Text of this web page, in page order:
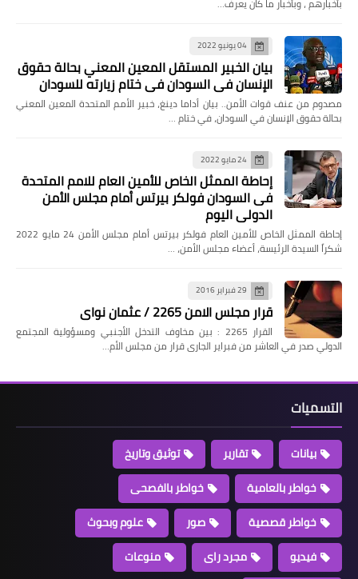
04 يونيو 2022
بيان الخبير المستقل المعين المعني بحالة حقوق
الإنسان في السودان في ختام زيارته للسودان
مصدوم من عنف قوات الأمن.. بيان أداما دينغ، خبير الأمم المتحدة المعين المعني
بحالة حقوق الإنسان في السودان، في ختام …
24 مايو 2022
إحاطة الممثل الخاص للأمين العام للامم المتحدة
فى السودان فولكر بيرتس أمام مجلس الأمن
الدولي اليوم
إحاطة الممثل الخاص للأمين العام فولكر بيرتس أمام مجلس الأمن 24 مايو 2022
شكراً السيدة الرئيسة، أعضاء مجلس الأمن، …
29 فبراير 2016
قرار مجلس الامن 2265 / عثمان نواى
القرار 2265 : بين مخاوف التدخل الأجنبي ومسؤولية المجتمع
الدولي صدر في العاشر من فبراير الجارى قرار من مجلس الأم…
التسميات
بيانات تقارير
توثيق وتاريخ
خواطر بالعامية
خواطر بالفصحى
خواطر قصصية
صور
علوم وبحوث
فيديو
مجرد راى
منوعات